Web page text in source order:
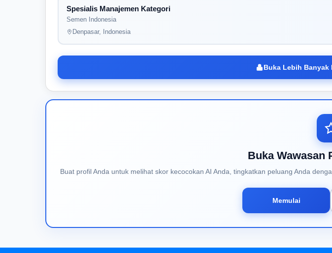
Spesialis Manajemen Kategori
Semen Indonesia
Denpasar, Indonesia
Buka Lebih Banyak
Buka Wawasan
Buat profil Anda untuk melihat skor kecocokan AI Anda, tingkatkan peluang Anda
Memulai